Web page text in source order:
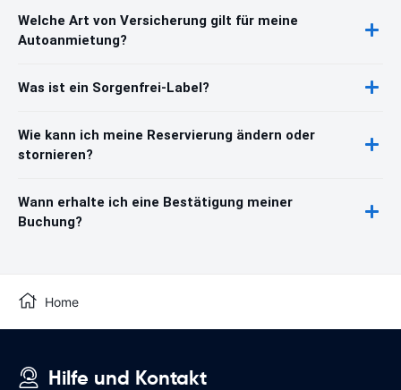
Welche Art von Versicherung gilt für meine
Autoanmietung?
Was ist ein Sorgenfrei-Label?
Wie kann ich meine Reservierung ändern oder
stornieren?
Wann erhalte ich eine Bestätigung meiner
Buchung?
Home
Hilfe und Kontakt